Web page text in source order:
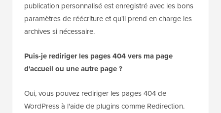
publication personnalisé est enregistré avec les bons
paramètres de réécriture et qu'il prend en charge les
archives si nécessaire.
Puis-je rediriger les pages 404 vers ma page
d'accueil ou une autre page ?
Oui, vous pouvez rediriger les pages 404 de
WordPress à l'aide de plugins comme Redirection.